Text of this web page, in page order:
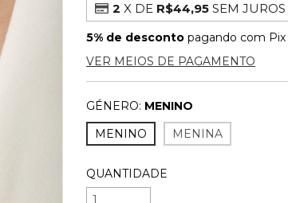
2 X DE R$44,95 SEM JUROS
5% de desconto pagando com Pix
VER MEIOS DE PAGAMENTO
GÉNERO: MENINO
MENINO
MENINA
QUANTIDADE